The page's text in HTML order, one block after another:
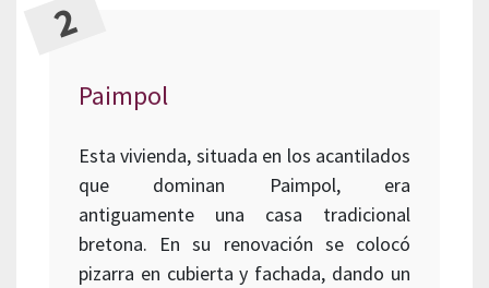
Paimpol
Esta vivienda, situada en los acantilados
que dominan Paimpol, era
antiguamente una casa tradicional
bretona. En su renovación se colocó
pizarra en cubierta y fachada, dando un